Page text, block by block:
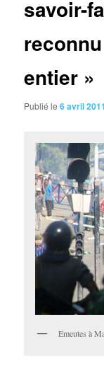
savoir-
entier »
Publié le6 avril 2011
Emeutes à